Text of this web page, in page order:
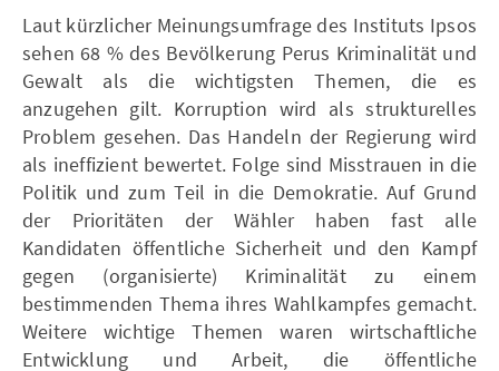
Laut kürzlicher Meinungsumfrage des Instituts Ipsos
sehen 68 % des Bevölkerung Perus Kriminalität und
Gewalt als die wichtigsten Themen, die es
anzugehen gilt. Korruption wird als strukturelles
Problem gesehen. Das Handeln der Regierung wird
als ineffizient bewertet. Folge sind Misstrauen in die
Politik und zum Teil in die Demokratie. Auf Grund
der Prioritäten der Wähler haben fast alle
Kandidaten öffentliche Sicherheit und den Kampf
gegen (organisierte) Kriminalität zu einem
bestimmenden Thema ihres Wahlkampfes gemacht.
Weitere wichtige Themen waren wirtschaftliche
Entwicklung und Arbeit, die öffentliche